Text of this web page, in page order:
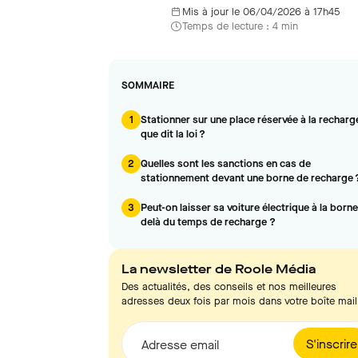
Mis à jour le 06/04/2026 à 17h45
Temps de lecture : 4 min
SOMMAIRE
1 Stationner sur une place réservée à la
que dit la loi ?
2 Quelles sont les sanctions en cas de
stationnement devant une borne de recharge
3 Peut-on laisser sa voiture électrique à la
delà du temps de recharge ?
La newsletter de Roole Média
Des actualités, des conseils et nos meilleures
adresses deux fois par mois dans votre boîte
S'inscrire
Adresse email